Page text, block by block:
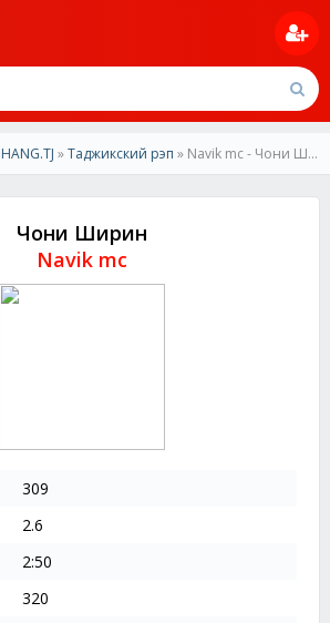
»Таджикский рэп » Navik mc - Чони Ширин
Чони Ширин
Navik mc
309
2.6
2:50
320